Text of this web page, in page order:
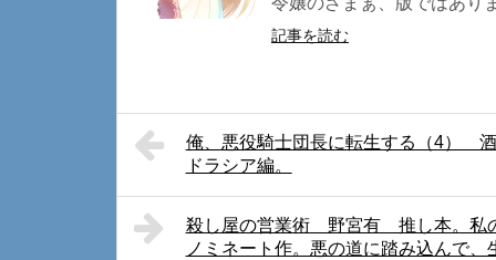
記事を読む
俺、悪役騎士団長に転生する（4）
ドラシア編。
殺し屋の営業術 野宮有 推し本。私
ノミネート作。悪の道に踏み込んで、